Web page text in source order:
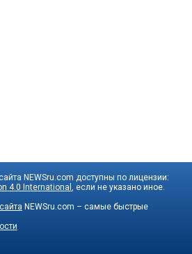
NEWSru.com доступны по лицензии:
4.0 International , если не указано иное.
NEWSru.com – самые быстрые